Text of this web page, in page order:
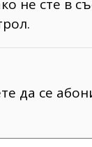
не сте в
да се